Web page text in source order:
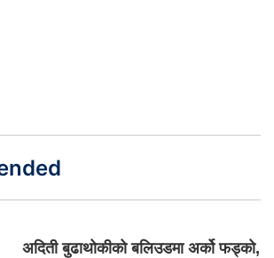
अदिती बुढाथोकीको बलिउडमा अर्को फड्को,